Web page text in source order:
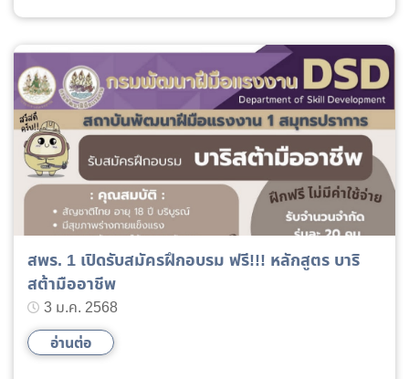
สพร. 1 เปิดรับสมัครฝึกอบรม ฟรี!!! หลักสูตร บาริ
สต้ามืออาชีพ
3 ม.ค. 2568
อ่านต่อ